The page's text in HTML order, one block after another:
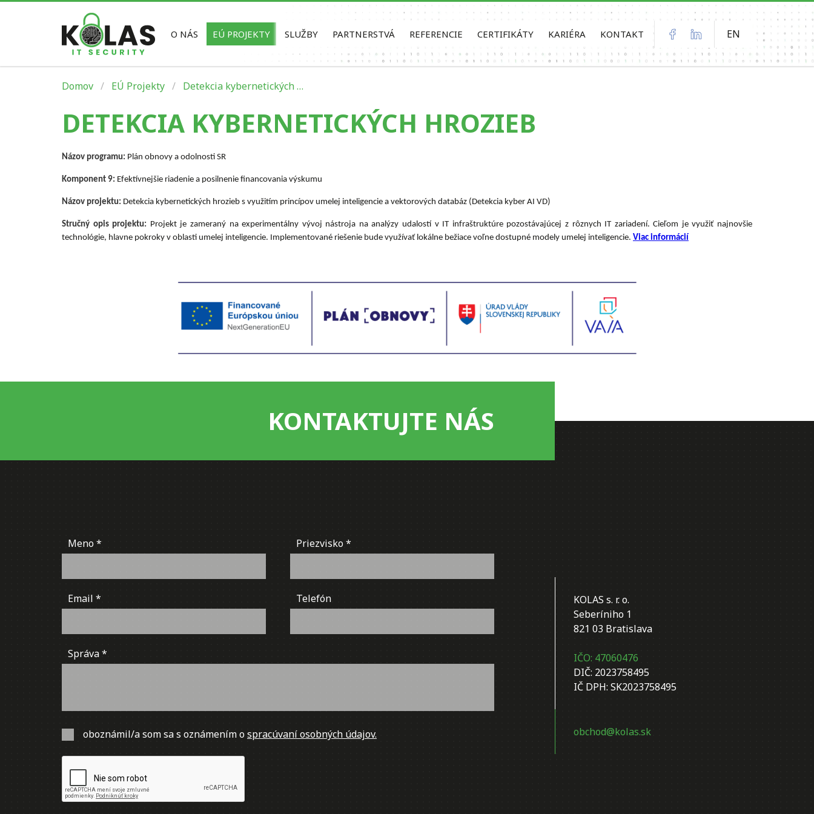
O NÁS EÚ PROJEKTY SLUŽBY PARTNERSTVÁ REFERENCIE CERTIFIKÁTY KARIÉRA KONTAKT EN
Domov EÚ Projekty Detekcia kybernetických …
DETEKCIA KYBERNETICKÝCH HROZIEB
Názov programu: Plán obnovy a odolnosti SR
Komponent 9: Efektívnejšie riadenie a posilnenie financovania výskumu
Názov projektu: Detekcia kybernetických hrozieb s využitím princípov umelej inteligencie a vektorových databáz (Detekcia kyber AI VD)
Stručný opis projektu: Projekt je zameraný na experimentálny vývoj nástroja na analýzy udalostí v IT infraštruktúre pozostávajúcej z rôznych IT zariadení. Cieľom je využiť najnovšie
technológie, hlavne pokroky v oblasti umelej inteligencie. Implementované riešenie bude využívať lokálne bežiace voľne dostupné modely umelej inteligencie. Viac informácií
KONTAKTUJTE NÁS
Meno Priezvisko
Email Telefón
Správa
oboznámil/a som sa s oznámením ospracúvaní osobných údajov.
KOLAS s. r. o.
Seberíniho 1
821 03 Bratislava
IČO: 47060476
DIČ: 2023758495
IČ DPH: SK2023758495
obchod@kolas.sk